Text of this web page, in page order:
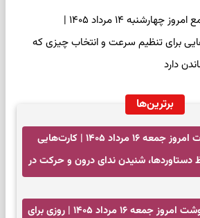
فال شمع امروز چهارشنبه ۱۴ مرداد ۱۴۰۵ |
برای تنظیم سرعت و انتخاب چیزی که
دارد
برترین‌ها
فال تاروت امروز جمعه ۱۶ مرداد ۱۴۰۵ | کارت‌هایی
دستاوردها، شنیدن ندای درون و حرکت در
فال سرنوشت امروز جمعه ۱۶ مرداد ۱۴۰۵ | روزی برای